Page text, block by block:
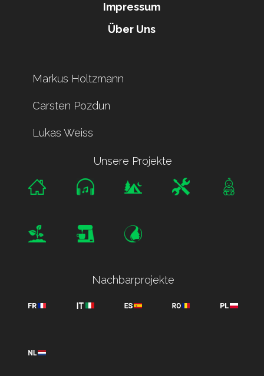
Impressum
Über Uns
Markus Holtzmann
Carsten Pozdun
Lukas Weiss
Unsere Projekte
Nachbarprojekte